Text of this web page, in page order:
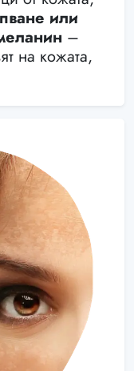
или
–
на кожата,